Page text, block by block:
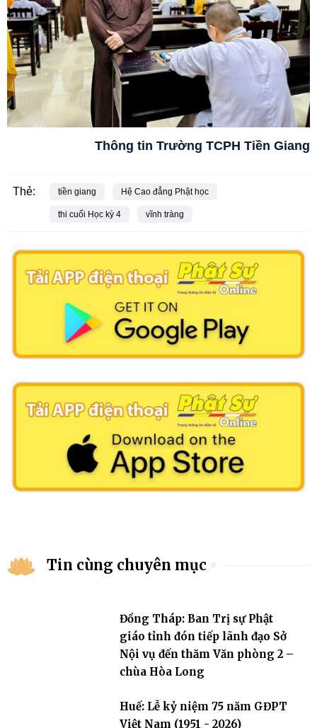
Thông tin Trường TCPH Tiền Giang
Thẻ: tiền giang Hệ Cao đẳng Phật học
thi cuối Học kỳ 4 vĩnh tràng
Tin cùng chuyên mục
Đồng Tháp: Ban Trị sự Phật
giáo tỉnh đón tiếp lãnh đạo Sở
Nội vụ đến thăm Văn phòng 2 –
chùa Hòa Long
Huế: Lễ kỷ niệm 75 năm GĐPT
Việt Nam (1951 - 2026)